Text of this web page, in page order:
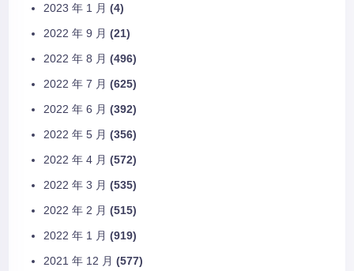
2023 年 1 月 (4)
2022 年 9 月 (21)
2022 年 8 月 (496)
2022 年 7 月 (625)
2022 年 6 月 (392)
2022 年 5 月 (356)
2022 年 4 月 (572)
2022 年 3 月 (535)
2022 年 2 月 (515)
2022 年 1 月 (919)
2021 年 12 月 (577)